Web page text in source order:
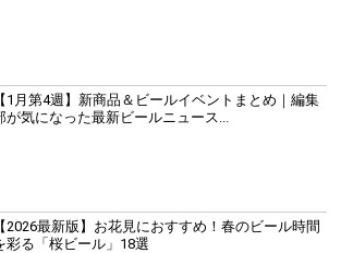
【1月第4週】新商品＆ビールイベントまとめ｜編集
が気になった最新ビールニュース...
【2026最新版】お花見におすすめ！春のビール時間
彩る「桜ビール」18選